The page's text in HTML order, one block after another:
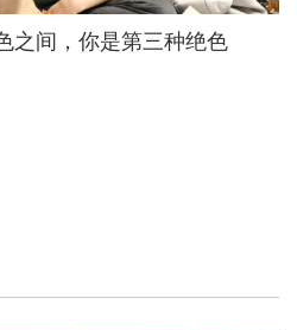
之间，你是第三种绝色